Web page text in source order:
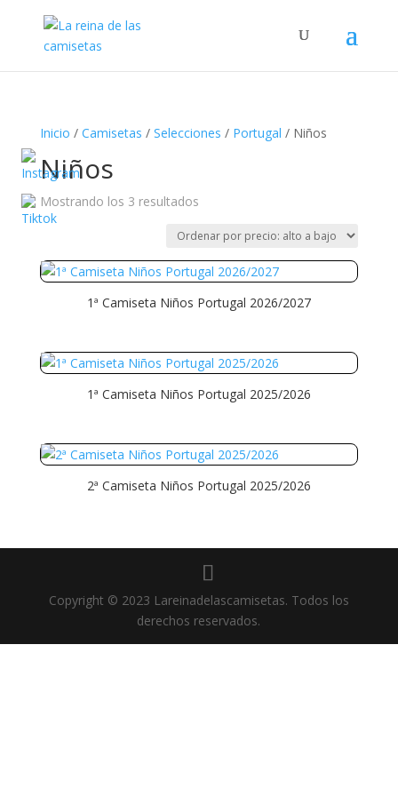
Búsqueda
Inicio / Camisetas / Selecciones / Portugal / Niños
Niños
Mostrando los 3 resultadosOrdenado
precio:
alto
a
bajo
1ª Camiseta Niños Portugal 2026/2027
1ª Camiseta Niños Portugal 2025/2026
2ª Camiseta Niños Portugal 2025/2026
Copyright © 2023 Lareinadelascamisetas. Todos los
derechos reservados.